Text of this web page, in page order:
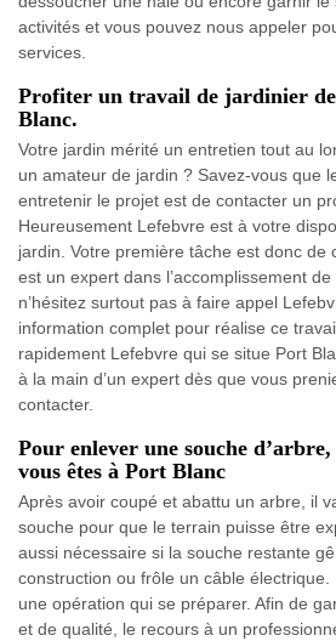
activités et vous pouvez nous appeler
services.
Profiter un travail de jardinier de
Blanc.
Votre jardin mérité un entretien tout au
un amateur de jardin ? Savez-vous que
entretenir le projet est de contacter un
Heureusement Lefebvre est à votre
jardin. Votre première tâche est donc de
est un expert dans l’accomplissement
n’hésitez surtout pas à faire appel
information complet pour réalise ce
rapidement Lefebvre qui se situe Port
à la main d’un expert dès que vous
contacter.
Pour enlever une souche
vous êtes à Port Blanc
Après avoir coupé et abattu un arbre, il
souche pour que le terrain puisse être
aussi nécessaire si la souche restante
construction ou frôle un câble
une opération qui se préparer. Afin de
et de qualité, le recours à un